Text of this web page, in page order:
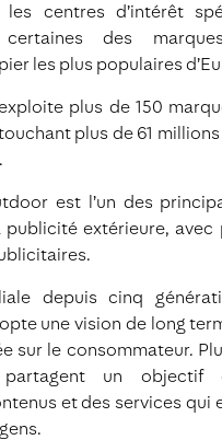
centres d’intérêt
des
les plus populaires
plus de 150
plus de 61 millions
est l’un des
extérieure, avec
depuis cinq
une vision de long
sur le consommateur.
partagent un objectif
et des services qui